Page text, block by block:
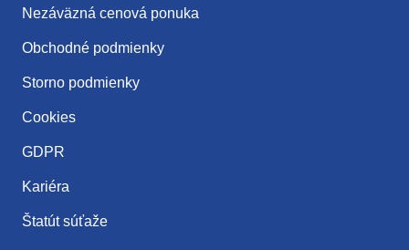
Nezáväzná cenová ponuka
Obchodné podmienky
Storno podmienky
Cookies
GDPR
Kariéra
Štatút súťaže